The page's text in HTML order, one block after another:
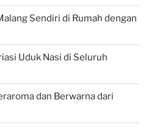
Sendiri di Rumah dengan
Uduk Nasi di Seluruh
dan Berwarna dari